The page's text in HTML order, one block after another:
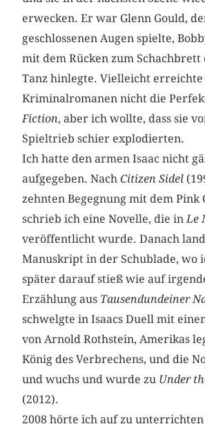
erwecken. Er war Glenn Gould,
geschlossenen Augen spielte,
mit dem Rücken zum
Tanz hinlegte. Vielleicht
Kriminalromanen nicht die
Fiction, aber ich wollte, dass sie
Spieltrieb schier explodierten.
Ich hatte den armen Isaac nicht
aufgegeben. NachCitizen Sidel
zehnten Begegnung mit dem Pink
schrieb ich eine Novelle, die inLe
veröffentlicht wurde. Danach
Manuskript in der Schublade, wo
später darauf stieß wie auf
Erzählung aus Tausendundeiner
schwelgte in Isaacs Duell mit
von Arnold Rothstein, Amerikas
König des Verbrechens, und die
und wuchs und wurde zu Under
(2012).
2008 hörte ich auf zu